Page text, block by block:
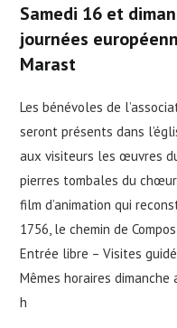
Samedi 16 et
journées
Marast
Les bénévoles de
seront présents dans
aux visiteurs les œuvres
pierres tombales du chœur
film d’animation qui
1756, le chemin de
Entrée libre – Visites
Mêmes horaires
h